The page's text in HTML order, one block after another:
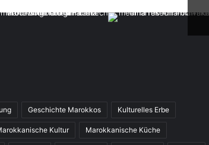
Geschichte Marokkos Kulturelles Erbe
Kultur Marokkanische Küche